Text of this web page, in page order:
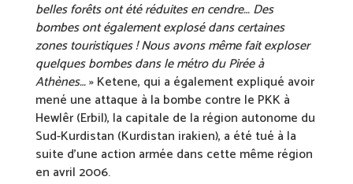
belles forêts ont été réduites en cendre… Des
bombes ont également explosé dans certaines
zones touristiques ! Nous avons même fait exploser
quelques bombes dans le métro du Pirée à
Athènes…» Ketene, qui a également expliqué avoir
mené une attaque à la bombe contre le PKK à
Hewlêr (Erbil), la capitale de la région autonome du
Sud-Kurdistan (Kurdistan irakien), a été tué à la
suite d’une action armée dans cette même région
en avril 2006.